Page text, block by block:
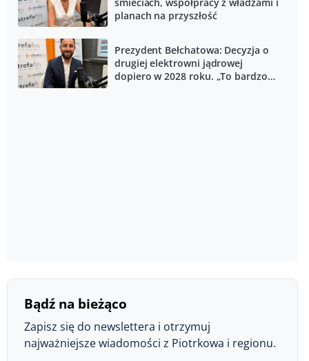
planach na przyszłość
Prezydent Bełchatowa: Decyzja o
drugiej elektrowni jądrowej
dopiero w 2028 roku. „To bardzo
Bądź na bieżąco
Zapisz się do newslettera i otrzymuj
najważniejsze wiadomości z Piotrkowa i regionu.